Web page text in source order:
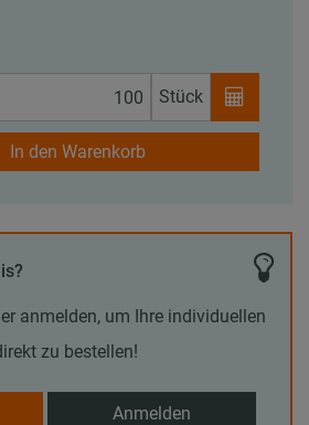
Stück
In den Warenkorb
anmelden, um Ihre individuellen
zu bestellen!
Anmelden